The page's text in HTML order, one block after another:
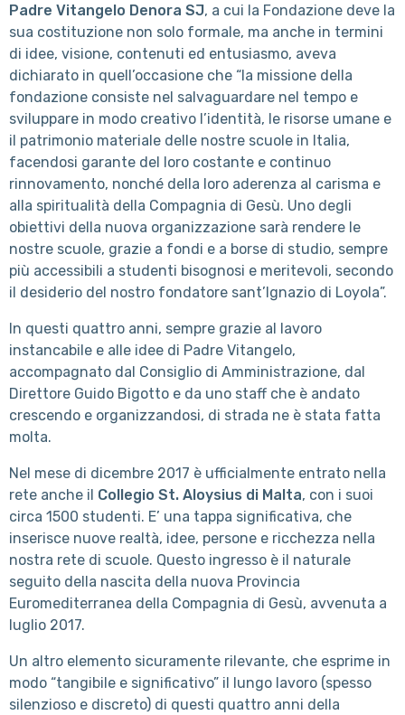
Padre Vitangelo Denora SJ, a cui la Fondazione deve la
sua costituzione non solo formale, ma anche in termini
di idee, visione, contenuti ed entusiasmo, aveva
dichiarato in quell’occasione che “la missione della
fondazione consiste nel salvaguardare nel tempo e
sviluppare in modo creativo l’identità, le risorse umane e
il patrimonio materiale delle nostre scuole in Italia,
facendosi garante del loro costante e continuo
rinnovamento, nonché della loro aderenza al carisma e
alla spiritualità della Compagnia di Gesù. Uno degli
obiettivi della nuova organizzazione sarà rendere le
nostre scuole, grazie a fondi e a borse di studio, sempre
più accessibili a studenti bisognosi e meritevoli, secondo
il desiderio del nostro fondatore sant’Ignazio di Loyola”.
In questi quattro anni, sempre grazie al lavoro
instancabile e alle idee di Padre Vitangelo,
accompagnato dal Consiglio di Amministrazione, dal
Direttore Guido Bigotto e da uno staff che è andato
crescendo e organizzandosi, di strada ne è stata fatta
molta.
Nel mese di dicembre 2017 è ufficialmente entrato nella
rete anche il Collegio St. Aloysius di Malta, con i suoi
circa 1500 studenti. E’ una tappa significativa, che
inserisce nuove realtà, idee, persone e ricchezza nella
nostra rete di scuole. Questo ingresso è il naturale
seguito della nascita della nuova Provincia
Euromediterranea della Compagnia di Gesù, avvenuta a
luglio 2017.
Un altro elemento sicuramente rilevante, che esprime in
modo “tangibile e significativo” il lungo lavoro (spesso
silenzioso e discreto) di questi quattro anni della